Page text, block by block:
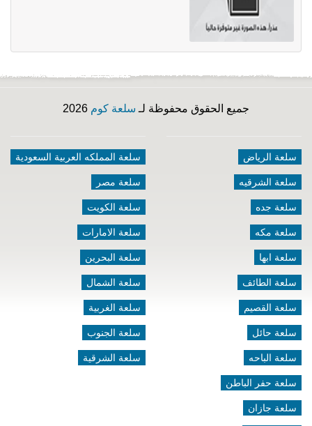
جميع الحقوق محفوظة لـ سلعة كوم
سلعة الرياض
سلعة الشرقيه
سلعة جده
سلعة مكه
سلعة ابها
سلعة الطائف
سلعة القصيم
سلعة حائل
سلعة الباحه
سلعة حفر الباطن
سلعة جازان
سلعة المملكه العربية السعودية
سلعة مصر
سلعة الكويت
سلعة الامارات
سلعة البحرين
سلعة الشمال
سلعة الغربية
سلعة الجنوب
سلعة الشرقية